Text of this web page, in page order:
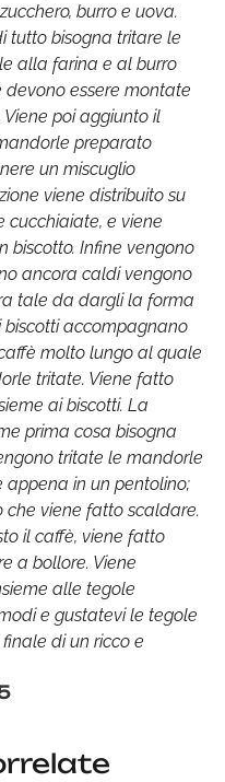
burro e uova.
tutto bisogna tritare le
alla farina e al burro
devono essere montate
poi aggiunto il
preparato
un miscuglio
viene distribuito su
cucchiaiate, e viene
biscotto. Infine vengono
ancora caldi vengono
tale da dargli la forma
accompagnano
molto lungo al quale
tritate. Viene fatto
ai biscotti. La
prima cosa bisogna
tritate le mandorle
in un pentolino;
che viene fatto scaldare.
il caffè, viene fatto
a bollore. Viene
alle tegole
e gustatevi le tegole
di un ricco e